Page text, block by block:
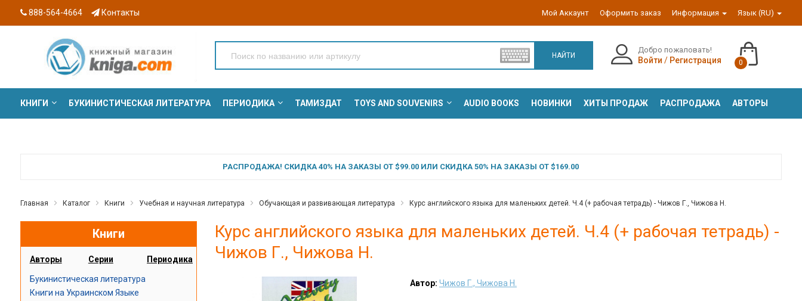
888-564-4664 Контакты Мой Аккаунт Оформить заказ Информация Язык (RU)
НАЙТИ
Добро пожаловать!
Войти / Регистрация 0
КНИГИ БУКИНИСТИЧЕСКАЯ ЛИТЕРАТУРА ПЕРИОДИКА ТАМИЗДАТ TOYS AND SOUVENIRS AUDIO BOOKS НОВИНКИ ХИТЫ ПРОДАЖ РАСПРОДАЖА АВТОРЫ
РАСПРОДАЖА! СКИДКА 40% НА ЗАКАЗЫ ОТ $99.00 ИЛИ СКИДКА 50% НА ЗАКАЗЫ ОТ $169.00
Главная Каталог Книги Учебная и научная литература Обучающая и развивающая литература Курс английского языка для маленьких детей. Ч.4 (+ рабочая тетрадь) - Чижов Г., Чижова Н.
Книги
Авторы Серии Периодика
Букинистическая литература
Книги на Украинском Языке
Курс английского языка для маленьких детей. Ч.4 (+ рабочая тетрадь) -
Чижов Г., Чижова Н.
Автор: Чижов Г., Чижова Н.